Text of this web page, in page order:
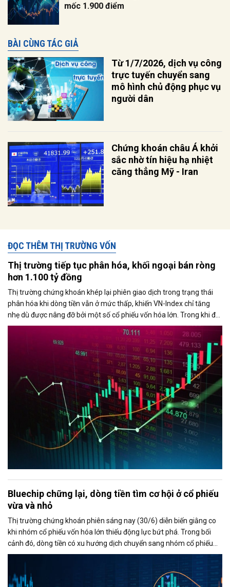
mốc 1.900 điểm
BÀI CÙNG TÁC GIẢ
Từ 1/7/2026, dịch vụ công
trực tuyến chuyển sang
mô hình chủ động phục vụ
người dân
Chứng khoán châu Á khởi
sắc nhờ tín hiệu hạ nhiệt
căng thẳng Mỹ - Iran
ĐỌC THÊM THỊ TRƯỜNG VỐN
Thị trường tiếp tục phân hóa, khối ngoại bán ròng
hơn 1.100 tỷ đồng
Thị trường chứng khoán khép lại phiên giao dịch trong trạng thái
phân hóa khi dòng tiền vẫn ở mức thấp, khiến VN-Index chỉ tăng
nhẹ dù được nâng đỡ bởi một số cổ phiếu vốn hóa lớn. Trong khi đó,
áp lực bán từ khối ngoại gia tăng mạnh vào cuối phiên, với giá trị
bán ròng vượt 1.100 tỷ đồng trên sàn HoSE.
Bluechip chững lại, dòng tiền tìm cơ hội ở cổ phiếu
vừa và nhỏ
Thị trường chứng khoán phiên sáng nay (30/6) diễn biến giằng co
khi nhóm cổ phiếu vốn hóa lớn thiếu động lực bứt phá. Trong bối
cảnh đó, dòng tiền có xu hướng dịch chuyển sang nhóm cổ phiếu
vừa và nhỏ, đặc biệt là nhóm chứng khoán, giúp thanh khoản thị